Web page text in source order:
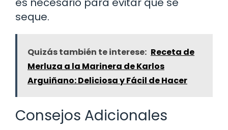
seque.
Quizás también te interese: Receta de
Merluza a la Marinera de Karlos
Arguiñano: Deliciosa y Fácil de Hacer
Consejos Adicionales